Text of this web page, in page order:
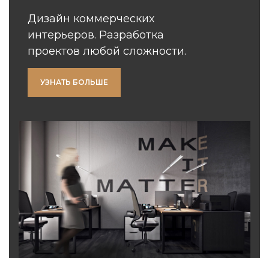
Дизайн коммерческих
интерьеров. Разработка
проектов любой сложности.
УЗНАТЬ БОЛЬШЕ